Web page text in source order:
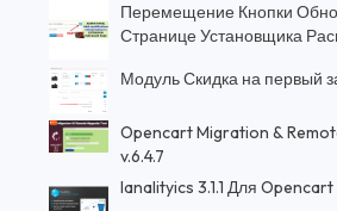
Перемещение Кнопки
Странице Установщика
Модуль Скидка на первый
Opencart Migration &
v.6.4.7
Ianalityics 3.1.1 Для Opencart